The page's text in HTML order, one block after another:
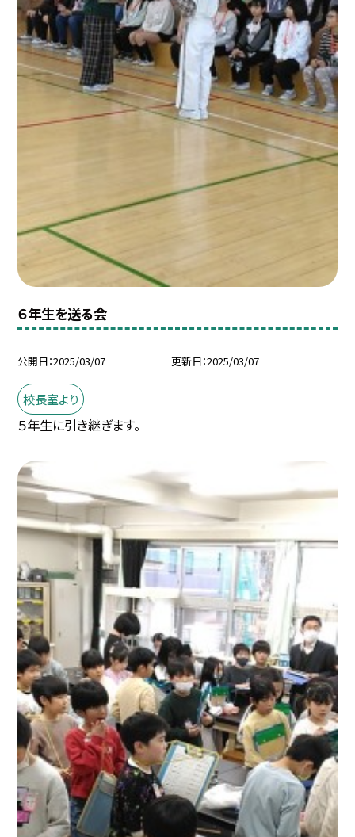
６年生を送る会
公開日 2025/03/07 更新日 2025/03/07
校長室より
５年生に引き継ぎます。